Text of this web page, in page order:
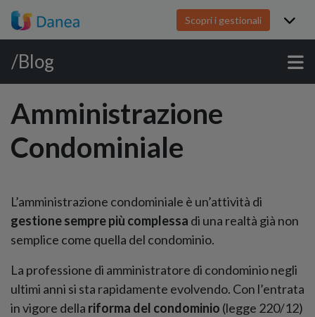
Scopri i gestionali
/Blog
Amministrazione
Condominiale
L’amministrazione condominiale è un’attività di
gestione sempre più complessa di una realtà già non
semplice come quella del condominio.
La professione di amministratore di condominio negli
ultimi anni si sta rapidamente evolvendo. Con l’entrata
in vigore della riforma del condominio (legge 220/12)